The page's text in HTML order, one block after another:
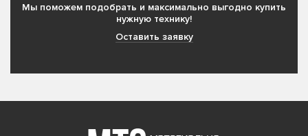
Мы поможем подобрать и максимально выгодно купить
нужную технику!
Оставить заявку